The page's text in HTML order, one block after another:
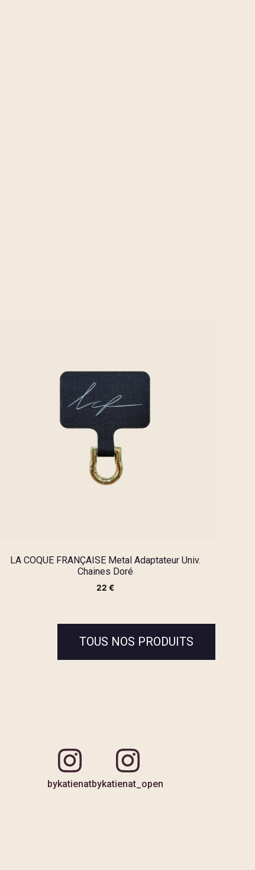
LA COQUE FRANÇAISE Metal Adaptateur Univ.
Chaines Doré
22€
TOUS NOS PRODUITS
bykatienatbykatienat_open